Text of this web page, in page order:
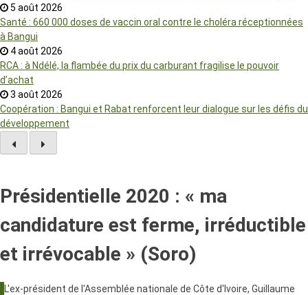
5 août 2026
Santé : 660 000 doses de vaccin oral contre le choléra réceptionnées
à Bangui
4 août 2026
RCA : à Ndélé, la flambée du prix du carburant fragilise le pouvoir
d’achat
3 août 2026
Coopération : Bangui et Rabat renforcent leur dialogue sur les défis du
développement
Présidentielle 2020 : « ma
candidature est ferme, irréductible
et irrévocable » (Soro)
L'ex-président de l'Assemblée nationale de Côte d'Ivoire, Guillaume